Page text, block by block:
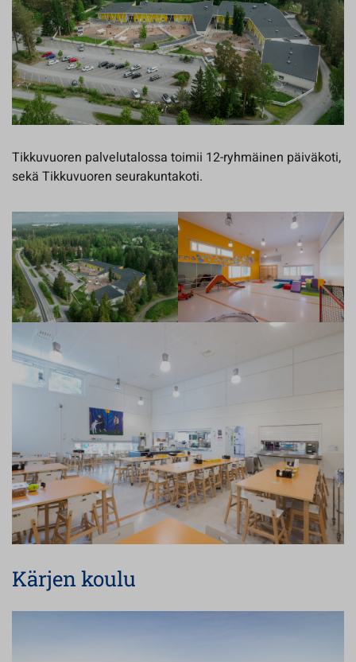
Tikkuvuoren palvelutalossa toimii 12-ryhmäinen päiväkoti,
sekä Tikkuvuoren seurakuntakoti.
Kärjen koulu